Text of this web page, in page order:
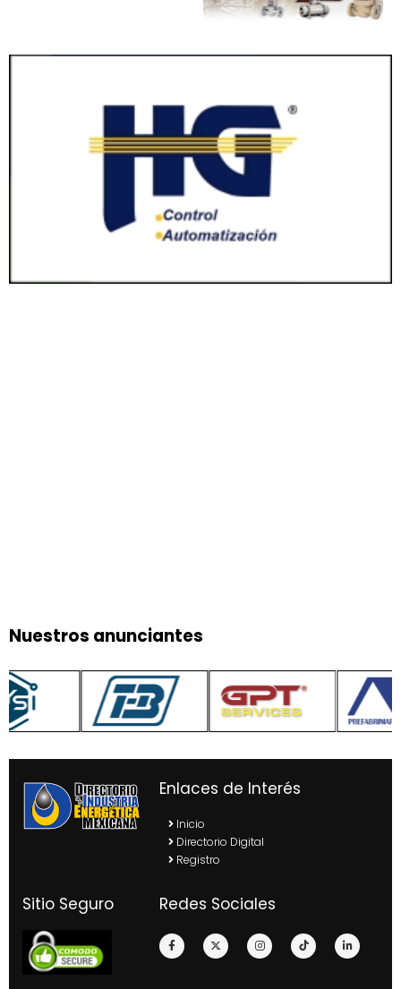
Nuestros anunciantes
Enlaces de Interés
Inicio
Directorio Digital
Registro
Sitio Seguro Redes Sociales